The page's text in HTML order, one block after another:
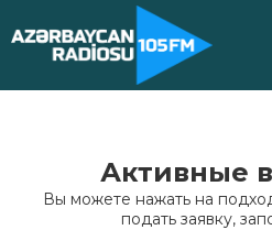
Активные
Вы можете нажать на
подать заявку,